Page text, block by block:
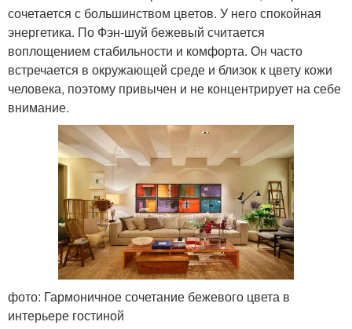
сочетается с большинством цветов. У него спокойная
энергетика. По Фэн-шуй бежевый считается
воплощением стабильности и комфорта. Он часто
встречается в окружающей среде и близок к цвету кожи
человека, поэтому привычен и не концентрирует на себе
внимание.
фото: Гармоничное сочетание бежевого цвета в
интерьере гостиной